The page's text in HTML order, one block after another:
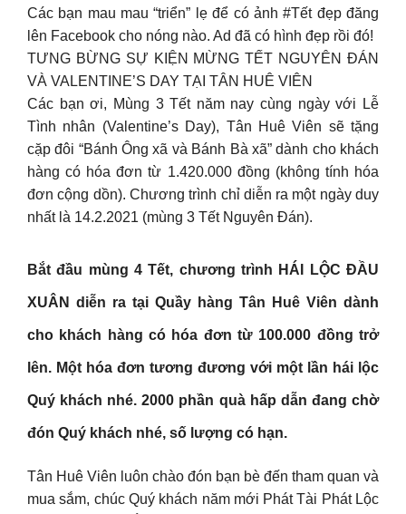
Các bạn mau mau “triển” lẹ để có ảnh #Tết đẹp đăng
lên Facebook cho nóng nào. Ad đã có hình đẹp rồi đó!
TƯNG BỪNG SỰ KIỆN MỪNG TẾT NGUYÊN ĐÁN
VÀ VALENTINE’S DAY TẠI TÂN HUÊ VIÊN
Các bạn ơi, Mùng 3 Tết năm nay cùng ngày với Lễ
Tình nhân (Valentine’s Day), Tân Huê Viên sẽ tặng
cặp đôi “Bánh Ông xã và Bánh Bà xã” dành cho khách
hàng có hóa đơn từ 1.420.000 đồng (không tính hóa
đơn cộng dồn). Chương trình chỉ diễn ra một ngày duy
nhất là 14.2.2021 (mùng 3 Tết Nguyên Đán).
Bắt đầu mùng 4 Tết, chương trình HÁI LỘC ĐẦU
XUÂN diễn ra tại Quầy hàng Tân Huê Viên dành
cho khách hàng có hóa đơn từ 100.000 đồng trở
lên. Một hóa đơn tương đương với một lần hái lộc
Quý khách nhé. 2000 phần quà hấp dẫn đang chờ
đón Quý khách nhé, số lượng có hạn.
Tân Huê Viên luôn chào đón bạn bè đến tham quan và
mua sắm, chúc Quý khách năm mới Phát Tài Phát Lộc